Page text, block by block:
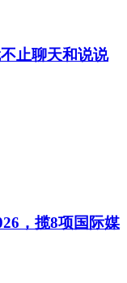
止聊天和说说
，揽8项国际媒